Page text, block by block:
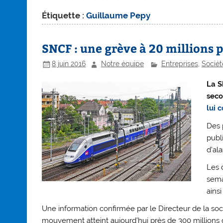
Étiquette :Guillaume Pepy
SNCF : une grève à 20 millions
8 juin 2016 Notre équipe Entreprises,
La
lui
Des
Les
Une information confirmée par le Directeur de la
mouvement atteint aujourd’hui près de 300 millions